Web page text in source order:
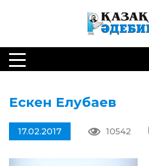
Ескен Елубаев
17.02.2017 10542